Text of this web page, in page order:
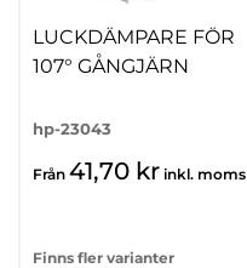
LUCKDÄMPARE FÖR
107° GÅNGJÄRN
hp-23043
Från 41,70 kr inkl. moms
Finns fler varianter